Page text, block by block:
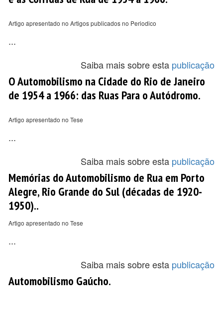
Artigo apresentado no Artigos publicados no Periodico
...
Saiba mais sobre esta publicação
O Automobilismo na Cidade do Rio de Janeiro
de 1954 a 1966: das Ruas Para o Autódromo.
Artigo apresentado no Tese
...
Saiba mais sobre esta publicação
Memórias do Automobilismo de Rua em Porto
Alegre, Rio Grande do Sul (décadas de 1920-
1950)..
Artigo apresentado no Tese
...
Saiba mais sobre esta publicação
Automobilismo Gaúcho.